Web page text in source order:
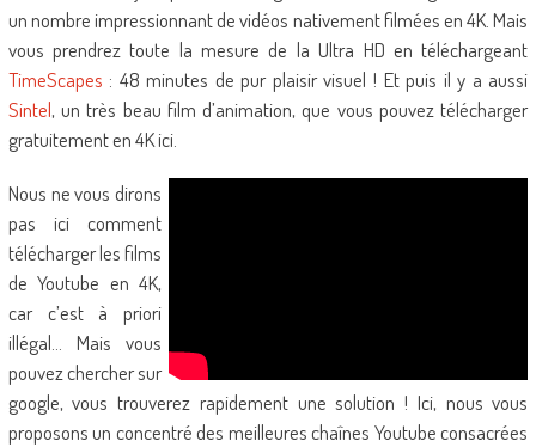
un nombre impressionnant de vidéos nativement filmées en 4K. Mais
vous prendrez toute la mesure de la Ultra HD en téléchargeant
TimeScapes : 48 minutes de pur plaisir visuel ! Et puis il y a aussi
Sintel, un très beau film d’animation, que vous pouvez télécharger
gratuitement en 4K ici.
Nous ne vous dirons
pas ici comment
télécharger les films
de Youtube en 4K,
car c’est à priori
illégal… Mais vous
pouvez chercher sur
google, vous trouverez rapidement une solution ! Ici, nous vous
proposons un concentré des meilleures chaînes Youtube consacrées